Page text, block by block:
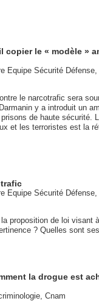
le « modèle »
Equipe Sécurité Défense,
le narcotrafic sera
y a introduit un
de haute sécurité.
et les terroristes est la
Equipe Sécurité Défense,
proposition de loi visant
? Quelles sont
la drogue est
Cnam